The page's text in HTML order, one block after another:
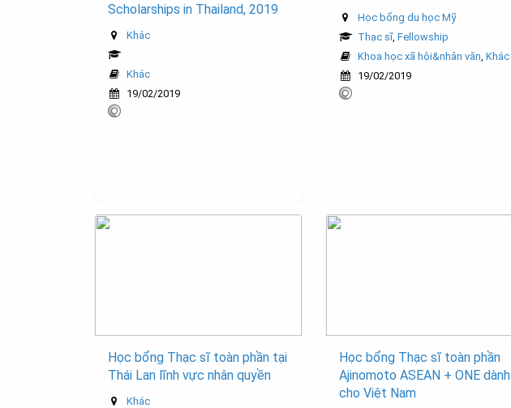
Scholarships in Thailand, 2019
Khác
Khác
19/02/2019
Học bổng du học Mỹ
Thạc sĩ, Fellowship
Khoa học xã hội&nhân văn Khác
19/02/2019
Học bổng Thạc sĩ toàn phần tại
Thái Lan lĩnh vực nhân quyền
Khác
Học bổng Thạc sĩ toàn phần
Ajinomoto ASEAN + ONE dành
cho Việt Nam